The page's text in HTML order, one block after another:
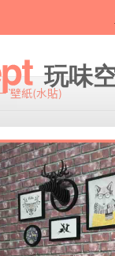
ˋ壁紙(水貼)